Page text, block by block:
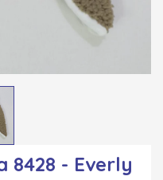
8428 - Everly